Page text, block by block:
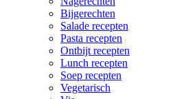
Bijgerechten
Salade recepten
Pasta recepten
Ontbijt recepten
Lunch recepten
Soep recepten
Vegetarisch